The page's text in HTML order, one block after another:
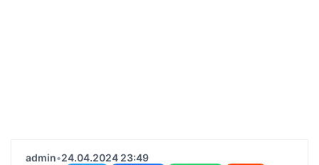
admin•24.04.2024 23:49